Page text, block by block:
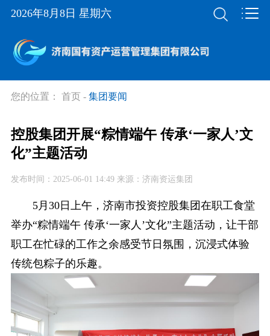
2026年8月8日 星期六
您的位置： 首页 - 集团要闻
控股集团开展“粽情端午 传承‘一家人’文
化”主题活动
发布时间：2025-06-01 14:49 来源：济南资运集团
5月30日上午，济南市投资控股集团在职工食堂
举办“粽情端午 传承‘一家人’文化”主题活动，让干部
职工在忙碌的工作之余感受节日氛围，沉浸式体验
传统包粽子的乐趣。